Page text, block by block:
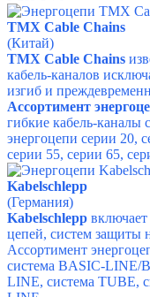
TMX Cable Chains
(Китай)
TMX Cable Chains
кабель-каналов
изгиб и
Ассортимент
гибкие кабель-каналы
энергоцепи серии 20,
серии 55, серии 65,
Kabelschlepp
(Германия)
Kabelschlepp
цепей, систем защиты
Ассортимент
система BASIC-LINE/
LINE, система TUBE,